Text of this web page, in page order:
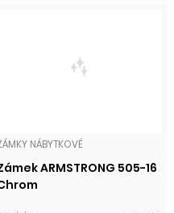
NÁBYTKOVÉ
ARMSTRONG 505-16